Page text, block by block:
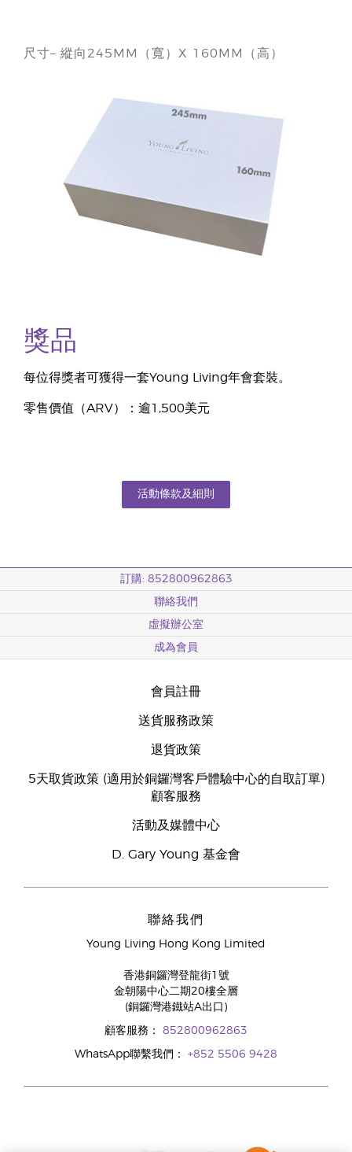
尺寸– 縱向245MM（寬）X 160MM（高）
獎品
每位得獎者可獲得一套Young Living年會套裝。
零售價值（ARV）：逾1,500美元
活動條款及細則
訂購: 852800962863
聯絡我們
虛擬辦公室
成為會員
會員註冊
送貨服務政策
退貨政策
5天取貨政策 (適用於銅鑼灣客戶體驗中心的自取訂單)
顧客服務
活動及媒體中心
D. Gary Young 基金會
聯絡我們
Young Living Hong Kong Limited
香港銅鑼灣登龍街1號
金朝陽中心二期20樓全層
(銅鑼灣港鐵站A出口)
顧客服務： 852800962863
WhatsApp聯繫我們： +852 5506 9428